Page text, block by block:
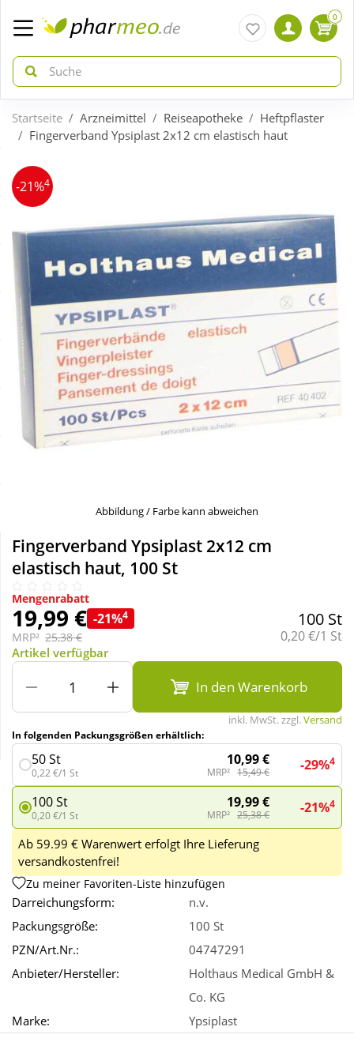
zurück
ÜBERSICHT AKTIONEN
Gratis dazu
Neuheiten
Sale
Schnäppchen
Täglich gut versorgt
zurück
ÜBERSICHT KATEGORIEN
Bio & Genuss
Diabetes
Körperpflege & Kosmetik
Liebe & Erotik
Nahrungsergänzung
Natur & Homöopathie
Sanitätshaus
Sport & Fitness
Wellness
0
Startseite Arzneimittel Reiseapotheke
Heftpflaster
Fingerverband Ypsiplast 2x12 cm elastisch haut
-21%4
Abbildung / Farbe kann abweichen
Fingerverband Ypsiplast 2x12 cm
elastisch haut, 100 St
Mengenrabatt
19,99 € -21%4
MRP² 25,38 €
100 St
Grundpreis:
0,20 €/1 St
Artikel verfügbar
In den Warenkorb
inkl. MwSt. zzgl.Versand
In folgenden Packungsgrößen erhältlich:
50 St
0,22 €/1 St
10,99 €
MRP² 15,49 € -29%4
100 St
0,20 €/1 St
19,99 €
MRP² 25,38 € -21%4
Ab 59.99 € Warenwert erfolgt Ihre Lieferung
versandkostenfrei!
Zu meiner Favoriten-Liste hinzufügen
Darreichungsform:
n.v.
Packungsgröße:
100 St
PZN/Art.Nr.:
04747291
Anbieter/Hersteller:
Holthaus Medical GmbH &
Co. KG
Marke:
Ypsiplast